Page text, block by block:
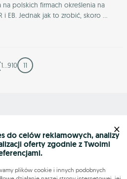
na polskich firmach określenia na
i EB. Jednak jak to zrobić, skoro ...
1…910 11
do celów reklamowych, analizy
oferty zgodnie z Twoimi
plików cookie i innych podobnych
×